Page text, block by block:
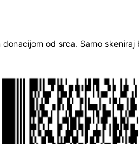
od srca. Samo